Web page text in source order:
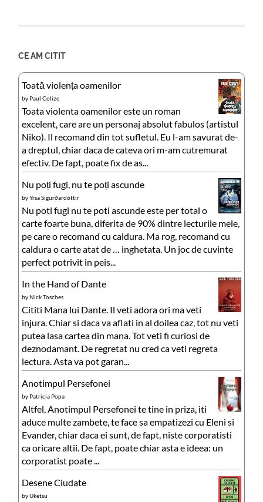
CE AM CITIT
Toată violența oamenilor
by Paul Colize
Toata violenta oamenilor este un roman
excelent, care are un personaj absolut fabulos (artistul
Niko). Il recomand din tot sufletul. Eu l-am savurat de-
a dreptul, chiar daca de cateva ori m-am cutremurat
efectiv. De fapt, poate fix de as...
Nu poți fugi, nu te poți ascunde
byYrsa Sigurðardóttir
Nu poti fugi nu te poti ascunde este per total o
carte foarte buna, diferita de 90% dintre lecturile mele,
pe care o recomand cu caldura. Ma rog, recomand cu
caldura o carte atat de … inghetata. Un joc de cuvinte
perfect potrivit in peis...
In the Hand of Dante
byNick Tosches
Cititi Mana lui Dante. Il veti adora ori ma veti
injura. Chiar si daca va aflati in al doilea caz, tot nu veti
putea lasa cartea din mana. Tot veti fi curiosi de
deznodamant. De regretat nu cred ca veti regreta
lectura. Asta va pot garan...
Anotimpul Persefonei
by Patricia Popa
Altfel, Anotimpul Persefonei te tine in priza, iti
aduce multe zambete, te face sa empatizezi cu Eleni si
Evander, chiar daca ei sunt, de fapt, niste corporatisti
ca oricare altii. De fapt, poate chiar asta e ideea: un
corporatist poate ...
Desene Ciudate
byUketsu